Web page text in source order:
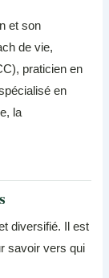
et son
de vie,
praticien en
en
la
diversifié. Il est
savoir vers qui